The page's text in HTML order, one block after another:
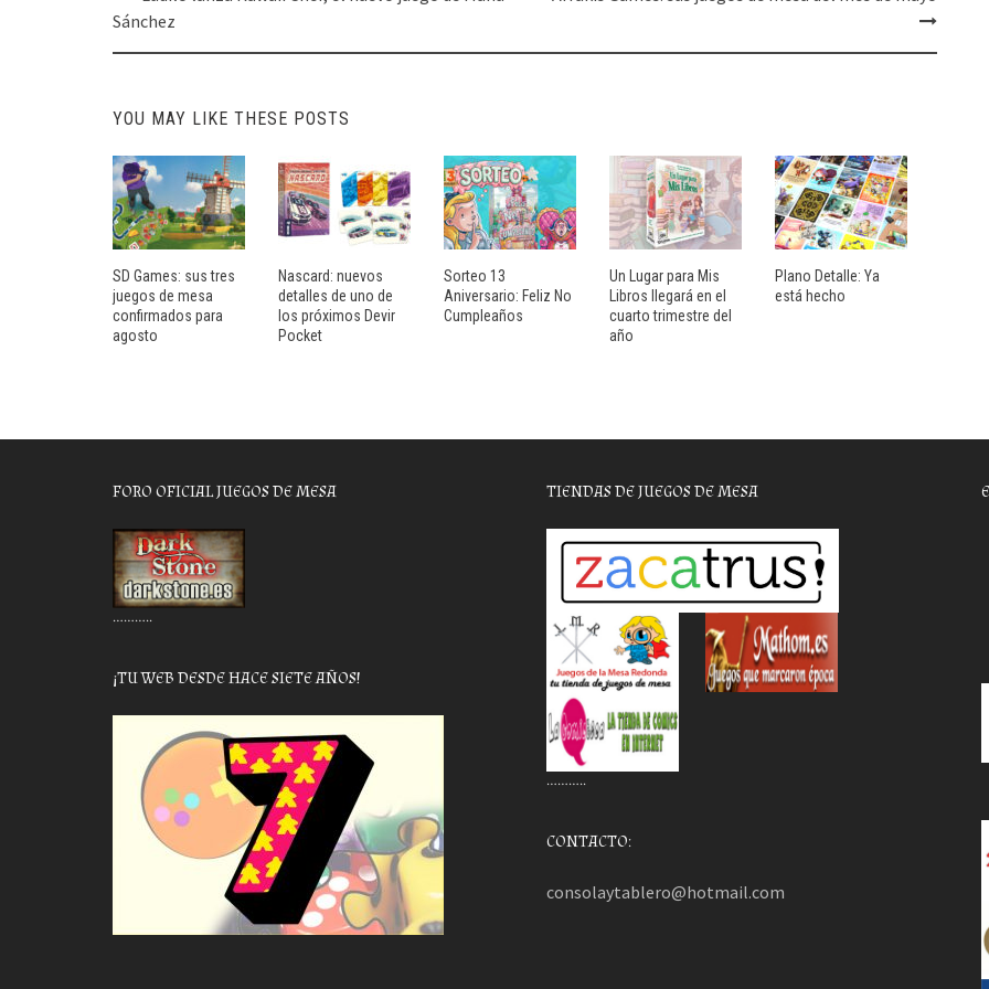
navigation
Sánchez
YOU MAY LIKE THESE POSTS
SD Games: sus tres
juegos de mesa
confirmados para
agosto
Nascard: nuevos
detalles de uno de
los próximos Devir
Pocket
Sorteo 13
Aniversario: Feliz No
Cumpleaños
Un Lugar para Mis
Libros llegará en el
cuarto trimestre del
año
Plano Detalle: Ya
está hecho
FORO OFICIAL JUEGOS DE MESA
………..
¡TU WEB DESDE HACE SIETE AÑOS!
TIENDAS DE JUEGOS DE MESA
………..
CONTACTO:
consolaytablero@hotmail.com